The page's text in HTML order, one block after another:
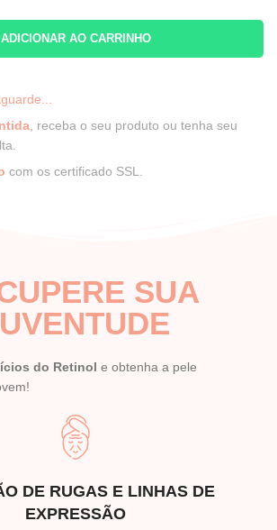
ADICIONAR AO CARRINHO
, receba o seu produto ou tenha seu
com os certificado SSL.
SUA
do Retinole obtenha a pele
DE RUGAS E LINHAS DE
EXPRESSÃO